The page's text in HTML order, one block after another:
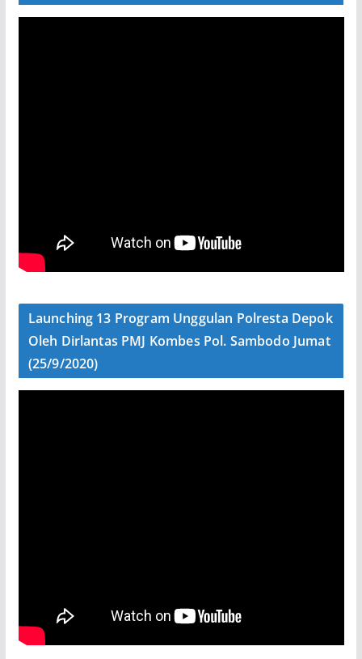
Launching 13 Program Unggulan Polresta Depok
Oleh Dirlantas PMJ Kombes Pol. Sambodo Jumat
(25/9/2020)